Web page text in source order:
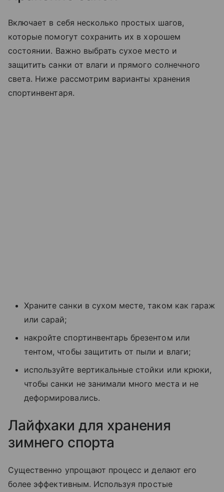
Включает в себя несколько простых шагов,
которые помогут сохранить их в хорошем
состоянии. Важно выбрать сухое место и
защитить санки от влаги и прямого солнечного
света. Ниже рассмотрим варианты хранения
спортинвентаря.
Храните санки в сухом месте, таком как гараж
или сарай;
накройте спортинвентарь брезентом или
тентом, чтобы защитить от пыли и влаги;
используйте вертикальные стойки или крюки,
чтобы санки не занимали много места и не
деформировались.
Лайфхаки для хранения
зимнего спорта
Существенно упрощают процесс и делают его
более эффективным. Используя простые